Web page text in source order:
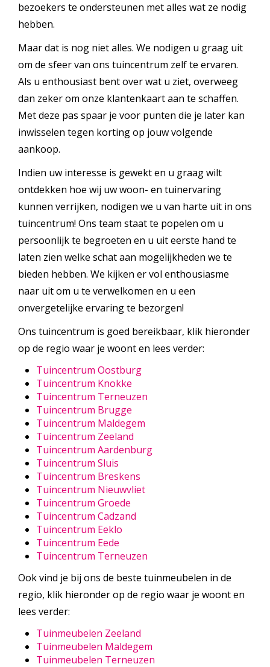
bezoekers te ondersteunen met alles wat ze nodig
hebben.
Maar dat is nog niet alles. We nodigen u graag uit
om de sfeer van ons tuincentrum zelf te ervaren.
Als u enthousiast bent over wat u ziet, overweeg
dan zeker om onze klantenkaart aan te schaffen.
Met deze pas spaar je voor punten die je later kan
inwisselen tegen korting op jouw volgende
aankoop.
Indien uw interesse is gewekt en u graag wilt
ontdekken hoe wij uw woon- en tuinervaring
kunnen verrijken, nodigen we u van harte uit in ons
tuincentrum! Ons team staat te popelen om u
persoonlijk te begroeten en u uit eerste hand te
laten zien welke schat aan mogelijkheden we te
bieden hebben. We kijken er vol enthousiasme
naar uit om u te verwelkomen en u een
onvergetelijke ervaring te bezorgen!
Ons tuincentrum is goed bereikbaar, klik hieronder
op de regio waar je woont en lees verder:
Tuincentrum Oostburg
Tuincentrum Knokke
Tuincentrum Terneuzen
Tuincentrum Brugge
Tuincentrum Maldegem
Tuincentrum Zeeland
Tuincentrum Aardenburg
Tuincentrum Sluis
Tuincentrum Breskens
Tuincentrum Nieuwvliet
Tuincentrum Groede
Tuincentrum Cadzand
Tuincentrum Eeklo
Tuincentrum Eede
Tuincentrum Terneuzen
Ook vind je bij ons de beste tuinmeubelen in de
regio, klik hieronder op de regio waar je woont en
lees verder:
Tuinmeubelen Zeeland
Tuinmeubelen Maldegem
Tuinmeubelen Terneuzen